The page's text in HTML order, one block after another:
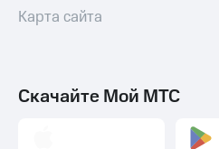
Карта сайта
Скачайте Мой МТС